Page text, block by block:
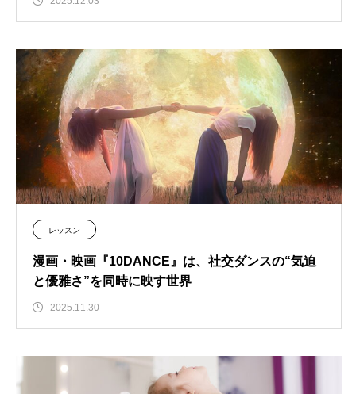
レッスン
漫画・映画『10DANCE』は、社交ダンスの“気迫
と優雅さ”を同時に映す世界
2025.11.30